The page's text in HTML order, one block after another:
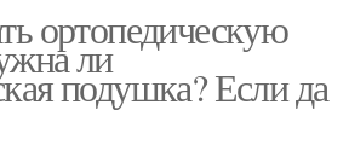
ортопедическую
ли
подушка? Если да